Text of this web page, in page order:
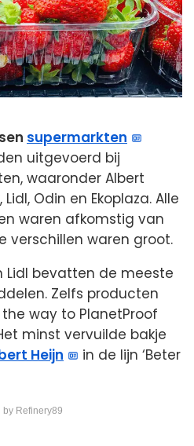
supermarkten
uitgevoerd bij
waaronder Albert
Lidl, Odin en Ekoplaza. Alle
waren afkomstig van
verschillen waren groot.
Lidl bevatten de meeste
Zelfs producten
way to PlanetProof
minst vervuilde bakje
Heijn
in de lijn ‘Beter
by Refinery89